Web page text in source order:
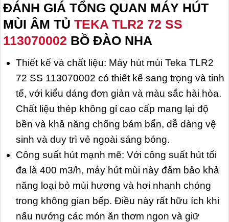
ĐÁNH GIÁ TỔNG QUAN MÁY HÚT
MÙI ÂM TỦ TEKA TLR2 72 SS
113070002 BỒ ĐÀO NHA
Thiết kế và chất liệu: Máy hút mùi Teka TLR2
72 SS 113070002 có thiết kế sang trọng và tinh
tế, với kiểu dáng đơn giản và màu sắc hài hòa.
Chất liệu thép không gỉ cao cấp mang lại độ
bền và khả năng chống bám bẩn, dễ dàng vệ
sinh và duy trì vẻ ngoài sáng bóng.
Công suất hút mạnh mẽ: Với công suất hút tối
đa là 400 m3/h, máy hút mùi này đảm bảo khả
năng loại bỏ mùi hương và hơi nhanh chóng
trong không gian bếp. Điều này rất hữu ích khi
nấu nướng các món ăn thơm ngon và giữ